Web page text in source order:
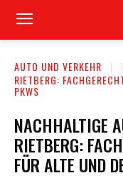
AUTO UND VERKEHR
RIETBERG:
PKWS
NACHHALTIGE
RIETBERG:
FÜR ALTE UND